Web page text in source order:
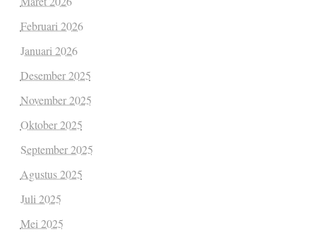
Februari 2026
Januari 2026
Desember 2025
November 2025
Oktober 2025
September 2025
Agustus 2025
Juli 2025
Mei 2025